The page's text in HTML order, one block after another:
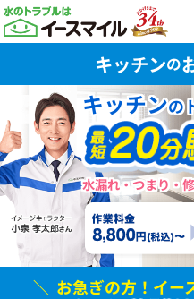
キッチンの
キッチンの
水漏れ・つまり・
お急ぎの方！ イー